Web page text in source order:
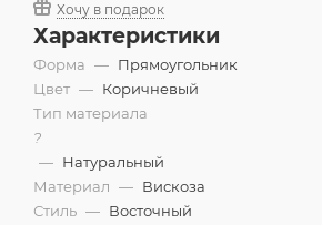
Хочу в подарок
Характеристики
Форма — Прямоугольник
Цвет — Коричневый
Тип материала
?
— Натуральный
Материал — Вискоза
Стиль — Восточный